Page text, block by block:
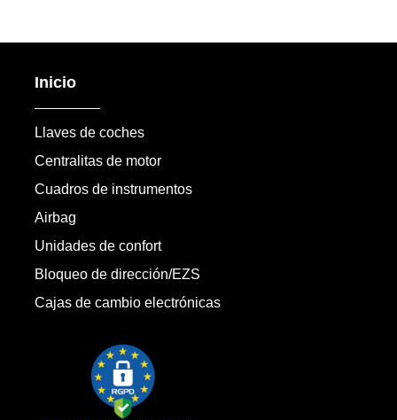
Inicio
Llaves de coches
Centralitas de motor
Cuadros de instrumentos
Airbag
Unidades de confort
Bloqueo de dirección/EZS
Cajas de cambio electrónicas